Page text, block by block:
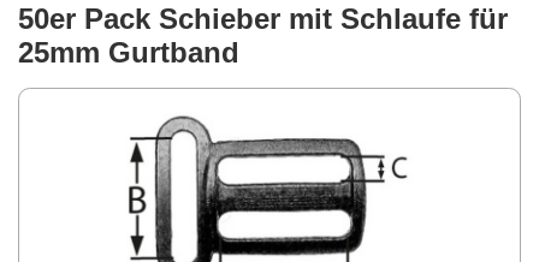
50er Pack Schieber mit Schlaufe für
25mm Gurtband